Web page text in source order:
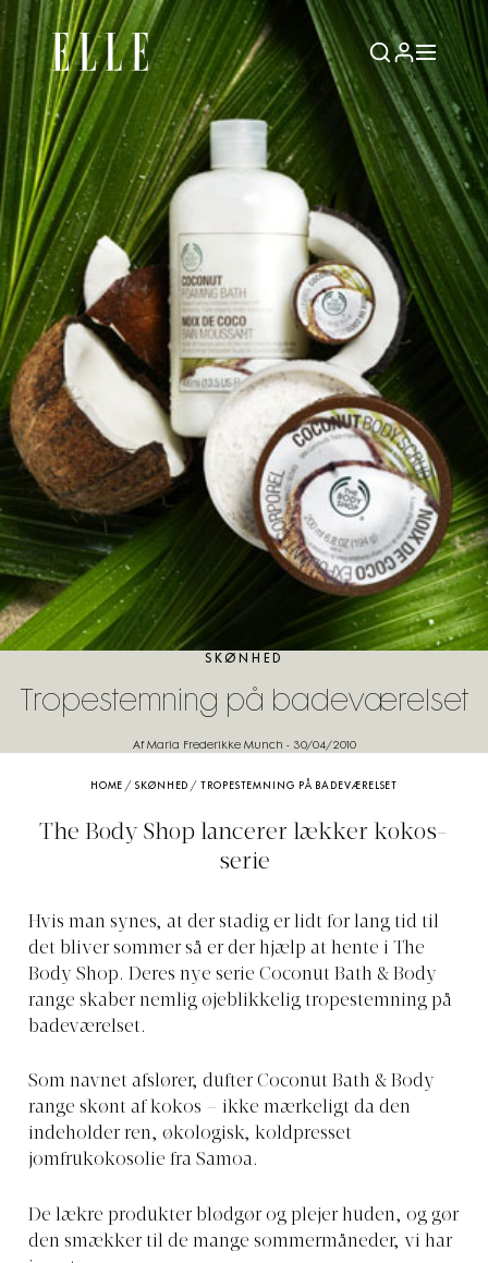
SKØNHED
Tropestemning på badeværelset
Af Maria Frederikke Munch - 30/04/2010
HOME /SKØNHED / TROPESTEMNING PÅ BADEVÆRELSET
The Body Shop lancerer lækker kokos-
serie
Hvis man synes, at der stadig er lidt for lang tid til
det bliver sommer så er der hjælp at hente i The
Body Shop. Deres nye serie Coconut Bath & Body
range skaber nemlig øjeblikkelig tropestemning på
badeværelset.
Som navnet afslører, dufter Coconut Bath & Body
range skønt af kokos – ikke mærkeligt da den
indeholder ren, økologisk, koldpresset
jomfrukokosolie fra Samoa.
De lækre produkter blødgør og plejer huden, og gør
den smækker til de mange sommermåneder, vi har